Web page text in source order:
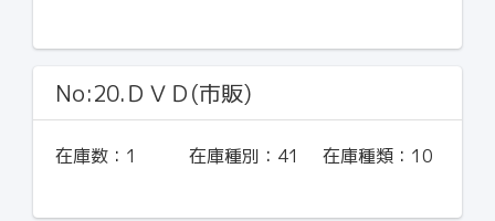
No:20.ＤＶＤ(市販)
在庫数： 1 在庫種別： 41 在庫種類： 10